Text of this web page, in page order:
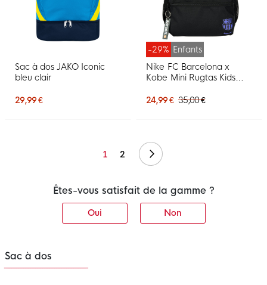
Sac à dos JAKO Iconic
bleu clair
29,99 €
-29% Enfants
Nike FC Barcelona x
Kobe Mini Rugtas Kids
24,99 € 35,00 €
1 2 Suivant
Êtes-vous satisfait de la gamme ?
Oui Non
Sac à dos